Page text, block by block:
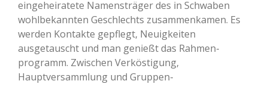
eingeheiratete Namensträger des in Schwaben
wohlbekannten Geschlechts zusammenkamen. Es
werden Kontakte gepflegt, Neuigkeiten
ausgetauscht und man genießt das Rahmen-
programm. Zwischen Verköstigung,
Hauptversammlung und Gruppen-